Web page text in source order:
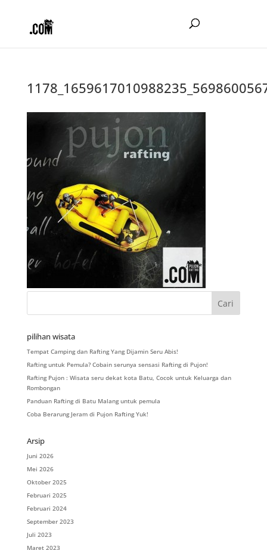
pilihan wisata
Tempat Camping dan Rafting Yang Dijamin Seru Abis!
Rafting untuk Pemula? Cobain serunya sensasi Rafting di Pujon!
Rafting Pujon : Wisata seru dekat kota Batu, Cocok untuk Keluarga dan
Rombongan
Panduan Rafting di Batu Malang untuk pemula
Coba Berarung Jeram di Pujon Rafting Yuk!
Arsip
Juni 2026
Mei 2026
Oktober 2025
Februari 2025
Februari 2024
September 2023
Juli 2023
Maret 2023